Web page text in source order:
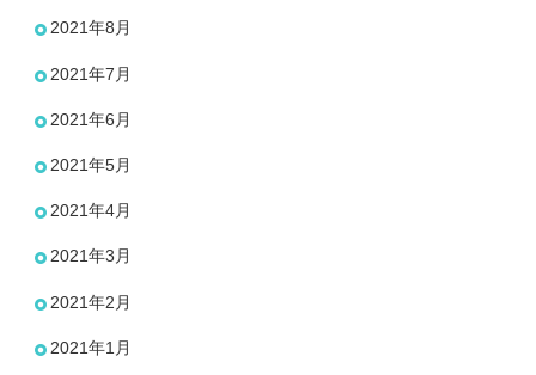
2021年8月
2021年7月
2021年6月
2021年5月
2021年4月
2021年3月
2021年2月
2021年1月